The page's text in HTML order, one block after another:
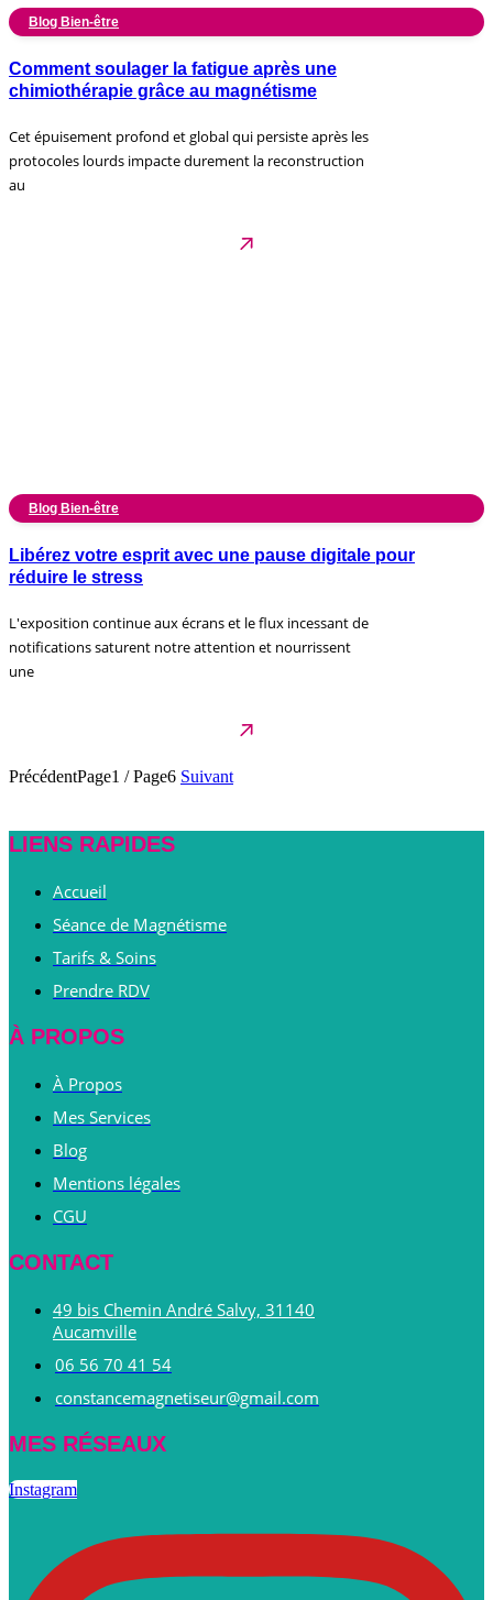
Blog Bien-être
Comment soulager la fatigue après une
chimiothérapie grâce au magnétisme
Cet épuisement profond et global qui persiste après les
protocoles lourds impacte durement la reconstruction
au
Blog Bien-être
Libérez votre esprit avec une pause digitale pour
réduire le stress
L'exposition continue aux écrans et le flux incessant de
notifications saturent notre attention et nourrissent
une
PrécédentPage1 / Page6 Suivant
LIENS RAPIDES
Accueil
Séance de Magnétisme
Tarifs & Soins
Prendre RDV
À PROPOS
À Propos
Mes Services
Blog
Mentions légales
CGU
CONTACT
49 bis Chemin André Salvy, 31140
Aucamville
06 56 70 41 54
constancemagnetiseur@gmail.com
MES RÉSEAUX
Instagram